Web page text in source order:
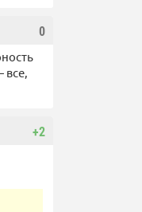
0
все,
+2